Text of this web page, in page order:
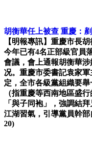
胡衡華任上被查 重慶：
【明報專訊】重慶市長
今年已有4名正部級官員
會議，會上通報胡衡華
况。重慶市委書記袁家
定，全市各級黨組織要
（指重慶等西南地區盛
「與子同袍」，強調結
江湖習氣，引導黨員幹
20)